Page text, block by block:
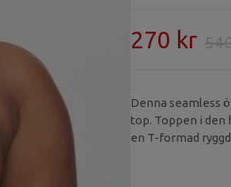
270 kr
Denna seamless
top. Toppen i den
en T-formad